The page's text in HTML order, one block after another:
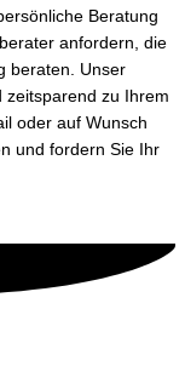
Beratung
anfordern, die
beraten.
Unser
zeitsparend zu Ihrem
oder auf Wunsch
und fordern Sie Ihr